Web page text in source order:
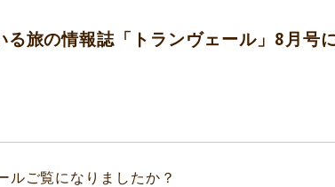
る旅の情報誌「トランヴェール」8月号
ルご覧になりましたか？